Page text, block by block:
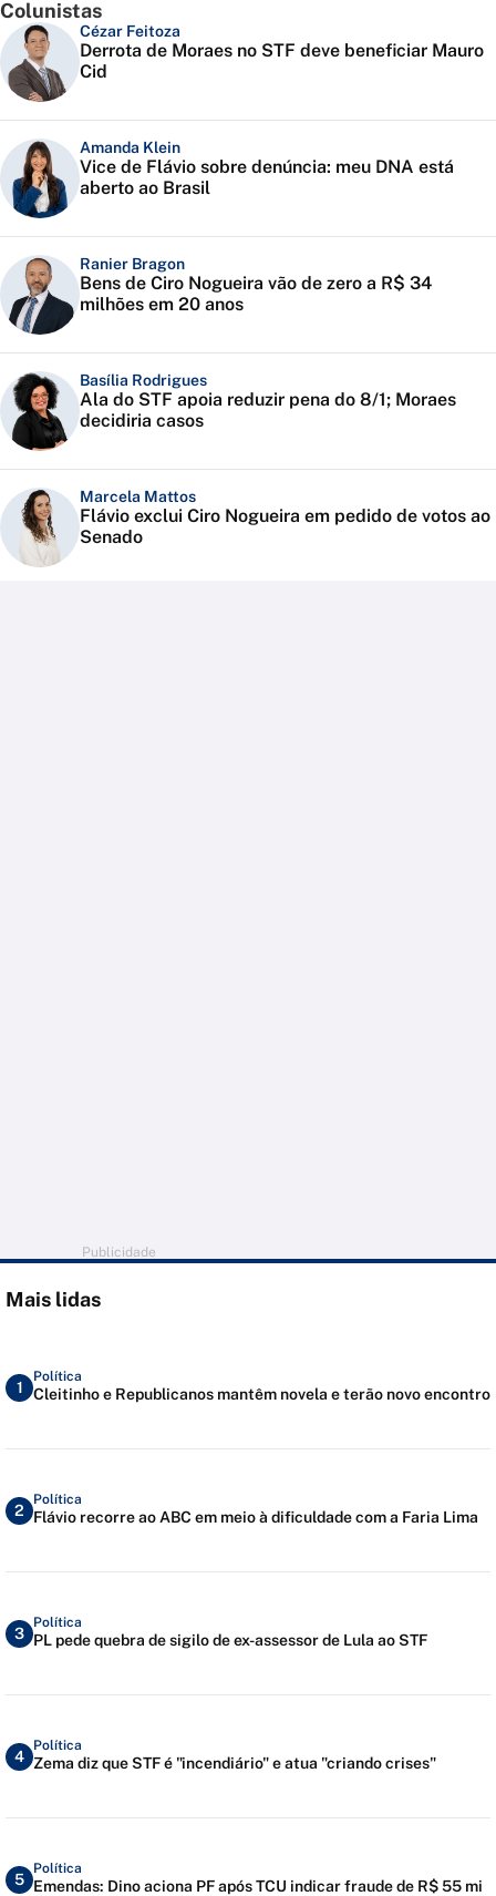
Colunistas
Cézar Feitoza
Derrota de Moraes no STF deve beneficiar Mauro
Cid
Amanda Klein
Vice de Flávio sobre denúncia: meu DNA está
aberto ao Brasil
Ranier Bragon
Bens de Ciro Nogueira vão de zero a R$ 34
milhões em 20 anos
Basília Rodrigues
Ala do STF apoia reduzir pena do 8/1; Moraes
decidiria casos
Marcela Mattos
Flávio exclui Ciro Nogueira em pedido de votos ao
Senado
Publicidade
Mais lidas
1
Política
Cleitinho e Republicanos mantêm novela e terão novo encontro
2
Política
Flávio recorre ao ABC em meio à dificuldade com a Faria Lima
3
Política
PL pede quebra de sigilo de ex-assessor de Lula ao STF
4
Política
Zema diz que STF é "incendiário" e atua "criando crises"
5
Política
Emendas: Dino aciona PF após TCU indicar fraude de R$ 55 mi